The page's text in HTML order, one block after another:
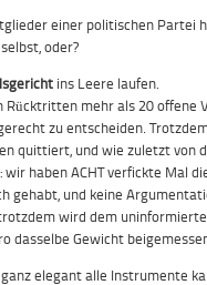
einer politischen Partei
oder?
ins Leere laufen.
Rücktritten mehr als 20 offene
zu entscheiden.
quittiert, und wie zuletzt von
haben ACHT verfickte Mal
gehabt, und keine
wird dem
dasselbe Gewicht
elegant alle Instrumente